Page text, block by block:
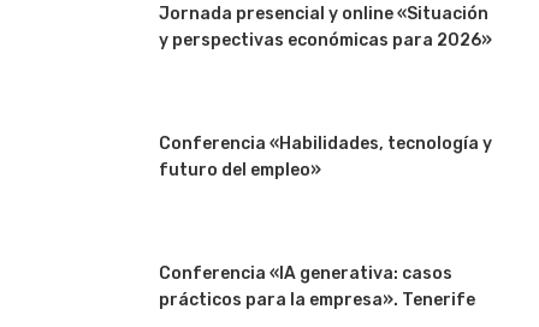
Jornada presencial y online «Situación
y perspectivas económicas para 2026»
Conferencia «Habilidades, tecnología y
futuro del empleo»
Conferencia «IA generativa: casos
prácticos para la empresa». Tenerife